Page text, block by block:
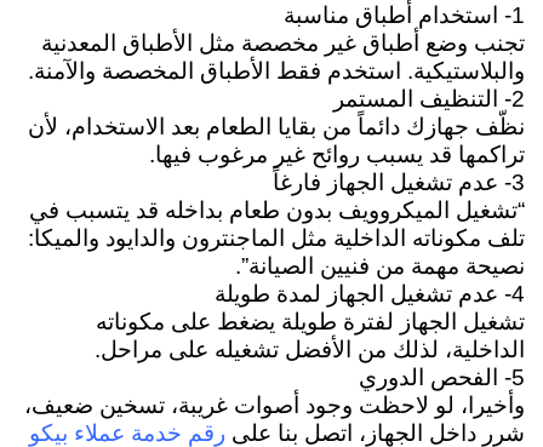
1- استخدام أطباق مناسبة
تجنب وضع أطباق غير مخصصة مثل الأطباق المعدنية
والبلاستيكية. استخدم فقط الأطباق المخصصة والآمنة.
2- التنظيف المستمر
نظّف جهازك دائماً من بقايا الطعام بعد الاستخدام، لأن
تراكمها قد يسبب روائح غير مرغوب فيها.
3- عدم تشغيل الجهاز فارغاً
“تشغيل الميكروويف بدون طعام بداخله قد يتسبب في
تلف مكوناته الداخلية مثل الماجنترون والدايود والميكا:
نصيحة مهمة من فنيين الصيانة”.
4- عدم تشغيل الجهاز لمدة طويلة
تشغيل الجهاز لفترة طويلة يضغط على مكوناته
الداخلية، لذلك من الأفضل تشغيله على مراحل.
5- الفحص الدوري
وأخيرا، لو لاحظت وجود أصوات غريبة، تسخين ضعيف،
شرر داخل الجهاز، اتصل بنا على رقم خدمة عملاء بيكو